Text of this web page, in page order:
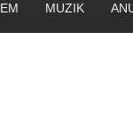
MUZIK